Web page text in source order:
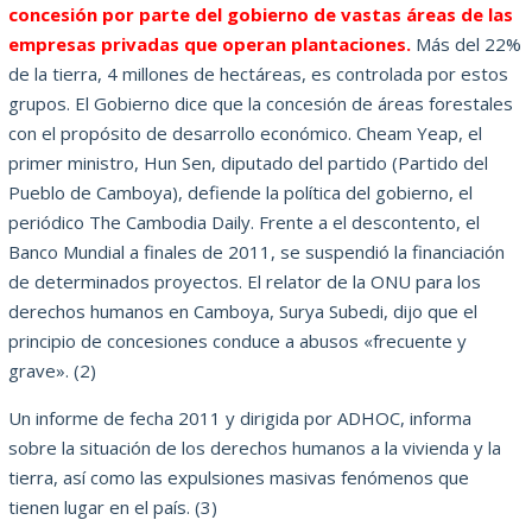
concesión por parte del gobierno de vastas áreas de las
empresas privadas que operan plantaciones. Más del 22%
de la tierra, 4 millones de hectáreas, es controlada por estos
grupos. El Gobierno dice que la concesión de áreas forestales
con el propósito de desarrollo económico. Cheam Yeap, el
primer ministro, Hun Sen, diputado del partido (Partido del
Pueblo de Camboya), defiende la política del gobierno, el
periódico The Cambodia Daily. Frente a el descontento, el
Banco Mundial a finales de 2011, se suspendió la financiación
de determinados proyectos. El relator de la ONU para los
derechos humanos en Camboya, Surya Subedi, dijo que el
principio de concesiones conduce a abusos «frecuente y
grave». (2)
Un informe de fecha 2011 y dirigida por ADHOC, informa
sobre la situación de los derechos humanos a la vivienda y la
tierra, así como las expulsiones masivas fenómenos que
tienen lugar en el país. (3)